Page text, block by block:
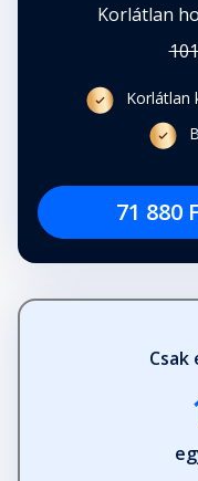
Korlátlan
Korlátlan
71 880
Csak